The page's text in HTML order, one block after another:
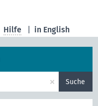
in English
Hilfe
× Suche